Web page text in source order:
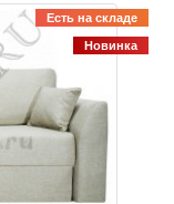
Есть на складе
Новинка